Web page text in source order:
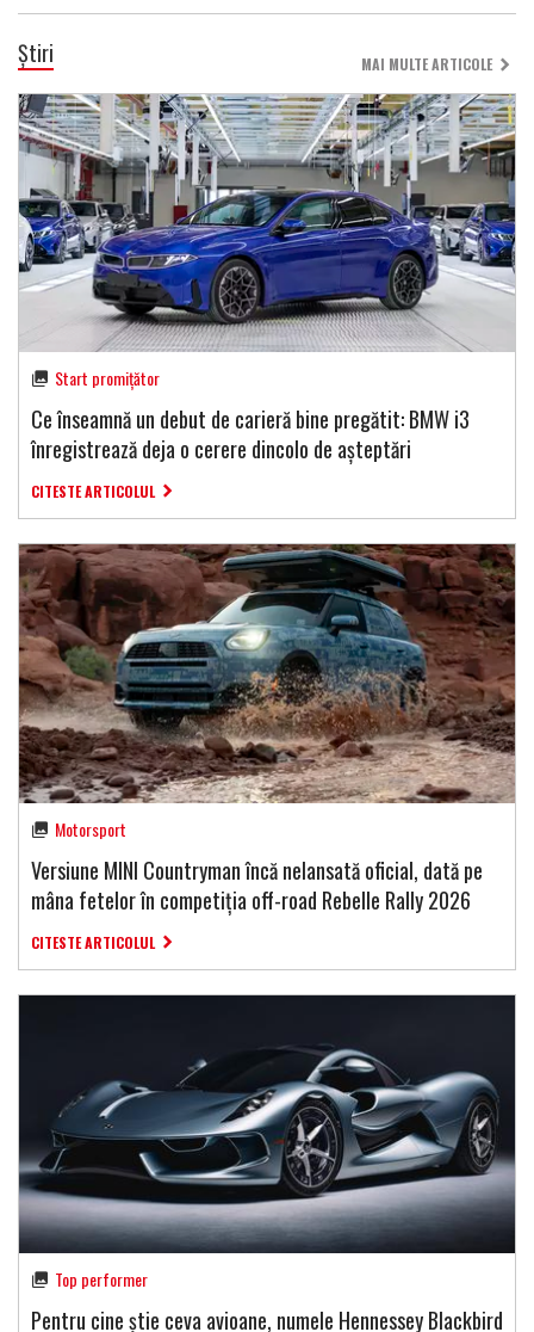
Știri MAI MULTE ARTICOLE
Start promițător
Ce înseamnă un debut de carieră bine pregătit: BMW i3
înregistrează deja o cerere dincolo de așteptări
CITESTE ARTICOLUL
Motorsport
Versiune MINI Countryman încă nelansată oficial, dată pe
mâna fetelor în competiția off-road Rebelle Rally 2026
CITESTE ARTICOLUL
Top performer
Pentru cine știe ceva avioane, numele Hennessey Blackbird